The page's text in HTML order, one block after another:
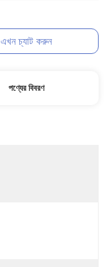
এখন চ্যাট করুন
পণ্যের বিবরণ